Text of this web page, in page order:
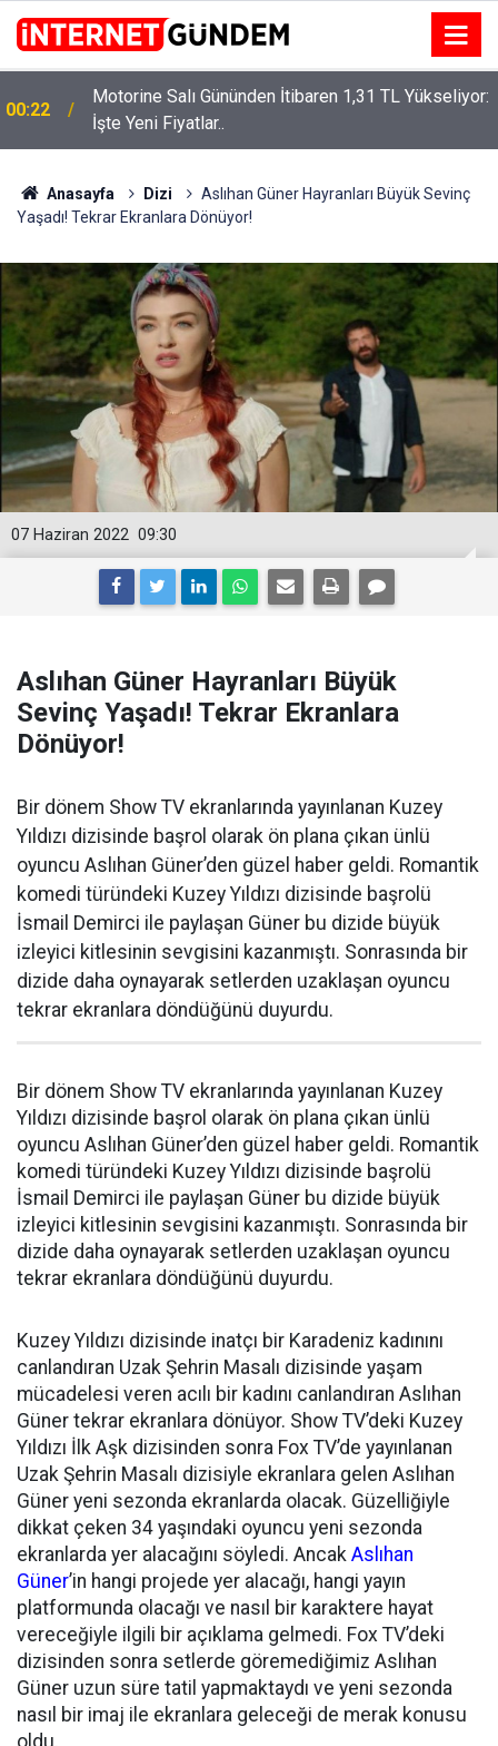
00:22
Motorine Salı Gününden İtibaren 1,31 TL Yükseliyor:
İşte Yeni Fiyatlar..
Anasayfa Dizi
Aslıhan Güner Hayranları Büyük Sevinç
Yaşadı! Tekrar Ekranlara Dönüyor!
09:30
07 Haziran 2022
Aslıhan Güner Hayranları Büyük
Sevinç Yaşadı! Tekrar Ekranlara
Dönüyor!
Bir dönem Show TV ekranlarında yayınlanan Kuzey
Yıldızı dizisinde başrol olarak ön plana çıkan ünlü
oyuncu Aslıhan Güner’den güzel haber geldi. Romantik
komedi türündeki Kuzey Yıldızı dizisinde başrolü
İsmail Demirci ile paylaşan Güner bu dizide büyük
izleyici kitlesinin sevgisini kazanmıştı. Sonrasında bir
dizide daha oynayarak setlerden uzaklaşan oyuncu
tekrar ekranlara döndüğünü duyurdu.
Bir dönem Show TV ekranlarında yayınlanan Kuzey
Yıldızı dizisinde başrol olarak ön plana çıkan ünlü
oyuncu Aslıhan Güner’den güzel haber geldi. Romantik
komedi türündeki Kuzey Yıldızı dizisinde başrolü
İsmail Demirci ile paylaşan Güner bu dizide büyük
izleyici kitlesinin sevgisini kazanmıştı. Sonrasında bir
dizide daha oynayarak setlerden uzaklaşan oyuncu
tekrar ekranlara döndüğünü duyurdu.
Kuzey Yıldızı dizisinde inatçı bir Karadeniz kadınını
canlandıran Uzak Şehrin Masalı dizisinde yaşam
mücadelesi veren acılı bir kadını canlandıran Aslıhan
Güner tekrar ekranlara dönüyor. Show TV’deki Kuzey
Yıldızı İlk Aşk dizisinden sonra Fox TV’de yayınlanan
Uzak Şehrin Masalı dizisiyle ekranlara gelen Aslıhan
Güner yeni sezonda ekranlarda olacak. Güzelliğiyle
dikkat çeken 34 yaşındaki oyuncu yeni sezonda
ekranlarda yer alacağını söyledi. Ancak Aslıhan
Güner’in hangi projede yer alacağı, hangi yayın
platformunda olacağı ve nasıl bir karaktere hayat
vereceğiyle ilgili bir açıklama gelmedi. Fox TV’deki
dizisinden sonra setlerde göremediğimiz Aslıhan
Güner uzun süre tatil yapmaktaydı ve yeni sezonda
nasıl bir imaj ile ekranlara geleceği de merak konusu
oldu.